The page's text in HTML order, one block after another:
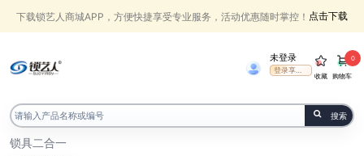
下载锁艺人商城APP，方便快捷享受专业服务，活动优惠随时掌控！ 点击下载
搜索
锁具二合一
未登录
收藏 购物车
0